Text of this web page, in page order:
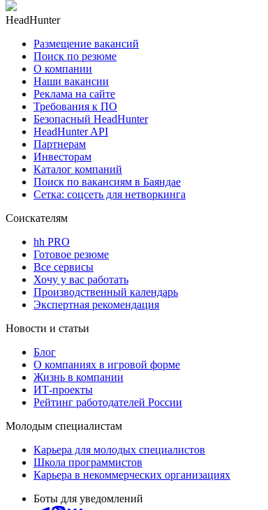
HeadHunter
Размещение вакансий
Поиск по резюме
О компании
Наши вакансии
Реклама на сайте
Требования к ПО
Безопасный HeadHunter
HeadHunter API
Партнерам
Инвесторам
Каталог компаний
Поиск по вакансиям в Баяндае
Сетка: соцсеть для нетворкинга
Соискателям
hh PRO
Готовое резюме
Все сервисы
Хочу у вас работать
Производственный календарь
Экспертная рекомендация
Новости и статьи
Блог
О компаниях в игровой форме
Жизнь в компании
ИТ-проекты
Рейтинг работодателей России
Молодым специалистам
Карьера для молодых специалистов
Школа программистов
Карьера в некоммерческих организациях
Боты для уведомлений